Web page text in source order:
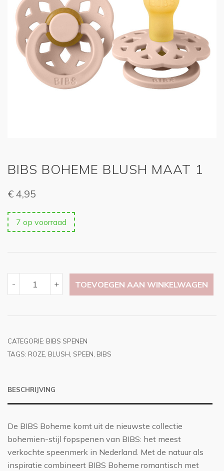
BIBS BOHEME BLUSH MAAT 1
€ 4,95
7 op voorraad
-
BOHEME
BLUSH
+ TOEVOEGEN AAN WINKELWAGEN
CATEGORIE: BIBS SPENEN
TAGS: ROZE, BLUSH, SPEEN, BIBS
BESCHRIJVING
De BIBS Boheme komt uit de nieuwste collectie
bohemien-stijl fopspenen van BIBS: het meest
verkochte speenmerk in Nederland. Met de natuur als
inspiratie combineert BIBS Boheme romantisch met